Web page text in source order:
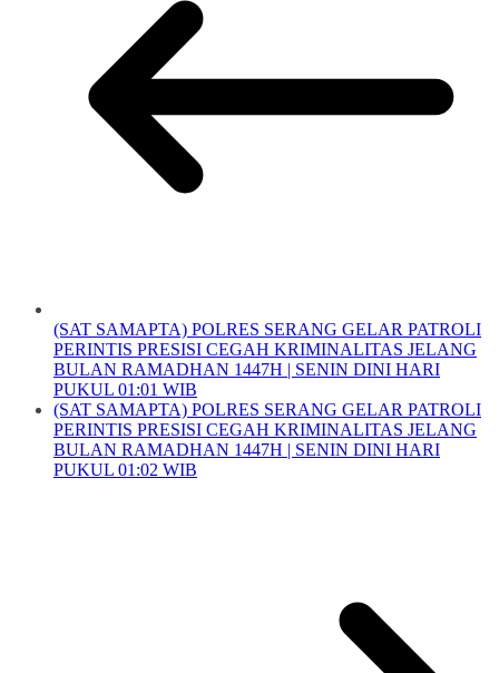
(SAT SAMAPTA) POLRES SERANG GELAR PATROLI
PERINTIS PRESISI CEGAH KRIMINALITAS JELANG
BULAN RAMADHAN 1447H | SENIN DINI HARI
PUKUL 01:01 WIB
(SAT SAMAPTA) POLRES SERANG GELAR PATROLI
PERINTIS PRESISI CEGAH KRIMINALITAS JELANG
BULAN RAMADHAN 1447H | SENIN DINI HARI
PUKUL 01:02 WIB